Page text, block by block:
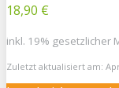
18,90 €
inkl. 19% gesetzlicher
Zuletzt aktualisiert am: